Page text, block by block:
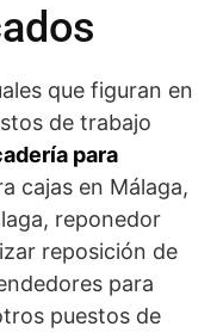
que figuran en
de trabajo
para
cajas en Málaga,
reponedor
reposición de
para
puestos de